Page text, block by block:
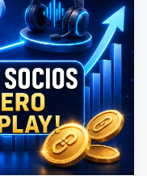
mis
ayudarte.